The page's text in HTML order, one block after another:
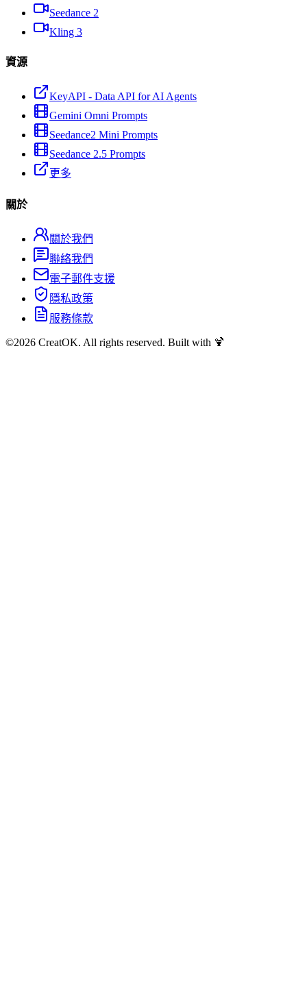
Seedance 2
Kling 3
資源
KeyAPI - Data API for AI Agents
Gemini Omni Prompts
Seedance2 Mini Prompts
Seedance 2.5 Prompts
更多
關於
關於我們
聯絡我們
電子郵件支援
隱私政策
服務條款
©2026 CreatOK. All rights reserved. Built with 🍹